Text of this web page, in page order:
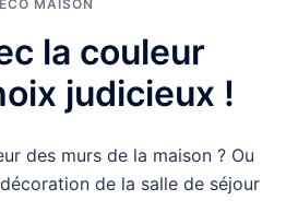
MAISON
la couleur
judicieux !
des murs de la maison ? Ou
de la salle de séjour